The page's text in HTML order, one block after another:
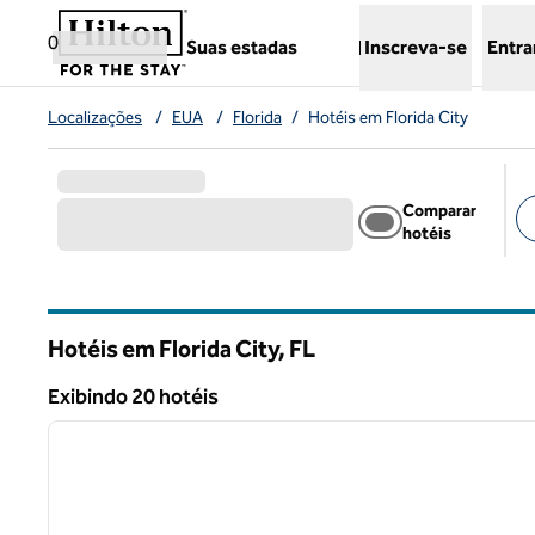
Pular para o conteúdo
0
Suas estadas
,abre uma nova guia
Inscreva-se
Localizações / EUA / Florida / Hotéis em Florida City
Comparar
hotéis
Hotéis em Florida City, FL
Exibindo 20 hotéis
Exibindo 20 hotéis
1 de 12